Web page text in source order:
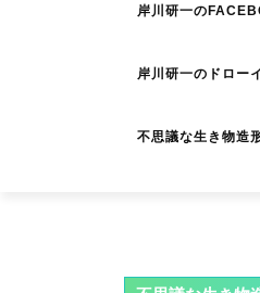
岸川研一の
岸川研一のドロー
不思議な生き物